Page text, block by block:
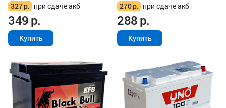
327р. при сдаче акб
349р.
Купить
270р. при сдаче акб
288р.
Купить